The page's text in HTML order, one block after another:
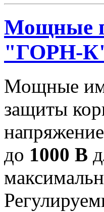
Мощные
"ГОРН-
Мощные
защиты
до 1000 В